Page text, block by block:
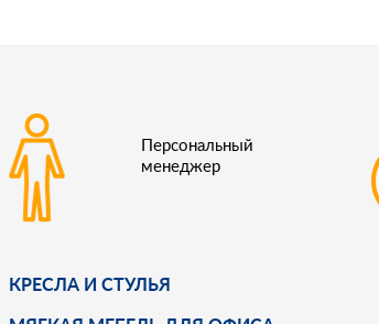
Персональный
менеджер
КРЕСЛА И СТУЛЬЯ